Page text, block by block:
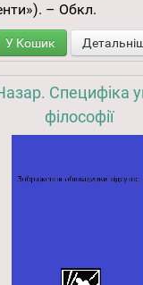
– Обкл.
У Кошик
Специфіка
філософії